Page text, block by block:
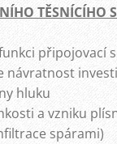
TĚSNÍCÍHO
připojovací
návratnost
hluku
a vzniku
spárami)